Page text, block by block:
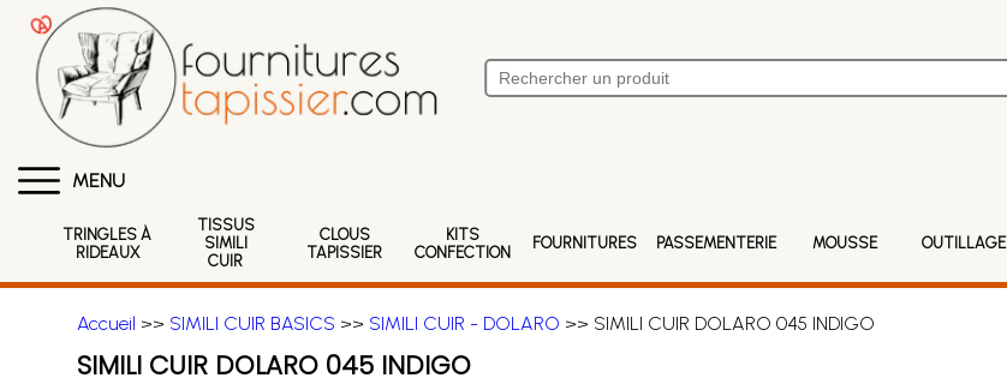
MENU
TRINGLES À
RIDEAUX
TISSUS
SIMILI
CUIR
CLOUS
TAPISSIER
KITS
CONFECTION
FOURNITURES PASSEMENTERIE MOUSSE OUTILLAGE
Accueil >> SIMILI CUIR BASICS >> SIMILI CUIR - DOLARO >> SIMILI CUIR DOLARO 045 INDIGO
SIMILI CUIR DOLARO 045 INDIGO